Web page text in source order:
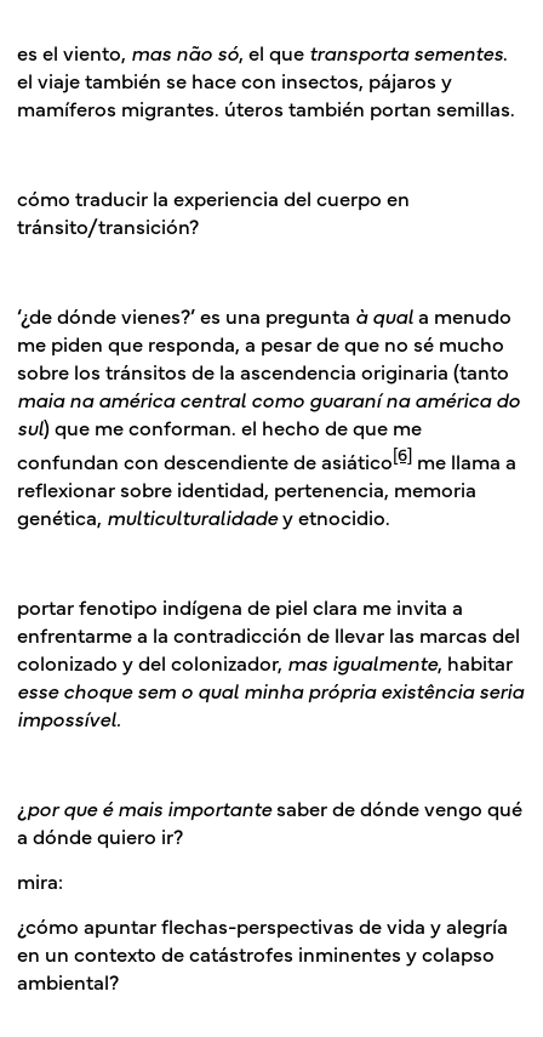
es el viento, mas não só, el que transporta sementes.
el viaje también se hace con insectos, pájaros y
mamíferos migrantes. úteros también portan semillas.
cómo traducir la experiencia del cuerpo en
tránsito/transición?
‘¿de dónde vienes?’ es una pregunta à quala menudo
me piden que responda, a pesar de que no sé mucho
sobre los tránsitos de la ascendencia originaria (tanto
maia na américa central como guaraní na américa do
sul) que me conforman. el hecho de que me
confundan con descendiente de asiático[6] me llama a
reflexionar sobre identidad, pertenencia, memoria
genética, multiculturalidadey etnocidio.
portar fenotipo indígena de piel clara me invita a
enfrentarme a la contradicción de llevar las marcas del
colonizado y del colonizador, mas igualmente, habitar
esse choque sem o qual minha própria existência seria
impossível.
¿por que é mais importantesaber de dónde vengo qué
a dónde quiero ir?
mira:
¿cómo apuntar flechas-perspectivas de vida y alegría
en un contexto de catástrofes inminentes y colapso
ambiental?